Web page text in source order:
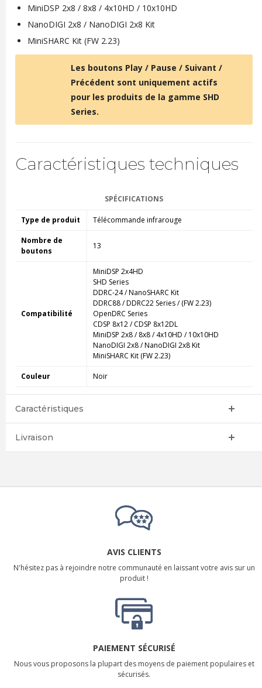
MiniDSP 2x8 / 8x8 / 4x10HD / 10x10HD
NanoDIGI 2x8 / NanoDIGI 2x8 Kit
MiniSHARC Kit (FW 2.23)
Les boutons Play / Pause / Suivant /
Précédent sont uniquement actifs
pour les produits de la gamme SHD
Series.
Caractéristiques techniques
SPÉCIFICATIONS
Type de produit Télécommande infrarouge
Nombre de
boutons
13
Compatibilité
MiniDSP 2x4HD
SHD Series
DDRC-24 / NanoSHARC Kit
DDRC88 / DDRC22 Series / (FW 2.23)
OpenDRC Series
CDSP 8x12 / CDSP 8x12DL
MiniDSP 2x8 / 8x8 / 4x10HD / 10x10HD
NanoDIGI 2x8 / NanoDIGI 2x8 Kit
MiniSHARC Kit (FW 2.23)
Couleur Noir
Caractéristiques
Livraison
AVIS CLIENTS
N'hésitez pas à rejoindre notre communauté en laissant votre avis sur un
produit !
PAIEMENT SÉCURISÉ
Nous vous proposons la plupart des moyens de paiement populaires et
sécurisés.